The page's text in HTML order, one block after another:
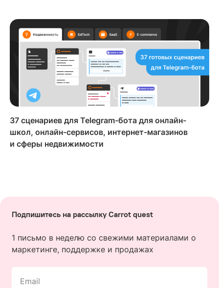
37 сценариев для Telegram-бота для онлайн-
школ, онлайн-сервисов, интернет-магазинов
и сферы недвижимости
Подпишитесь на рассылку Carrot quest
1 письмо в неделю со свежими материалами о
маркетинге, поддержке и продажах
Email